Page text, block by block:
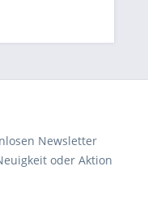
Newsletter
oder Aktion